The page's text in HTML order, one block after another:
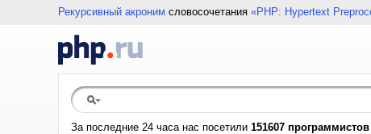
Рекурсивный акроним словосочетания «PHP: Hypertext
За последние 24 часа нас посетили 151607 программистов